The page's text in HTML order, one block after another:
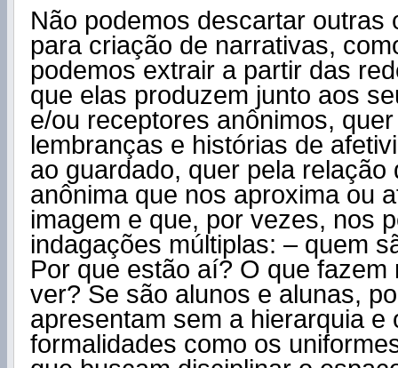
Não podemos descartar outras
para criação de narrativas,
podemos extrair a partir das
que elas produzem junto aos
e/ou receptores anônimos,
lembranças e histórias de
ao guardado, quer pela relação
anônima que nos aproxima ou
imagem e que, por vezes, nos
indagações múltiplas: – quem
Por que estão aí? O que fazem
ver? Se são alunos e alunas,
apresentam sem a hierarquia e
formalidades como os